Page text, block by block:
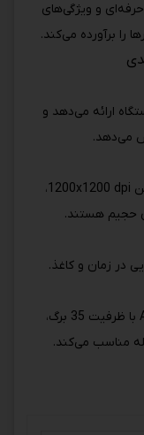
و ویژگی‌های
را برآورده می‌کند.
ارائه می‌دهد و
می‌دهد.
سرعت چاپ تا 30 صفحه در دقیقه و رزولوشن 1200x1200 dpi،
حجیم هستند.
در زمان و کاغذ.
سینی کاغذ با ظرفیت 250 برگ و قابلیت ADF با ظرفیت 35 برگ،
مناسب می‌کند.